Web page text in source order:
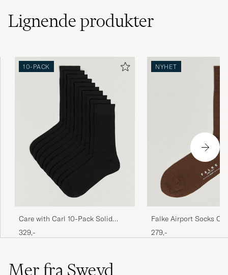
Lignendeprodukter
10-PACK
Care with Carl 10-Pack Solid
Cotton Socks BLACK
329,-
NYHET
Falke Airport Socks
279,-
Mer fra Sweyd